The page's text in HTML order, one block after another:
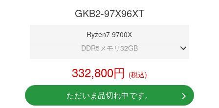
GKB2-97X96XT
Ryzen7 9700X
DDR5メモリ32GB
NVMeSSD 1TB
無線LAN Bluetooth対応
Windows11 Home 64bit
332,800円 (税込)
ただいま品切れ中です。